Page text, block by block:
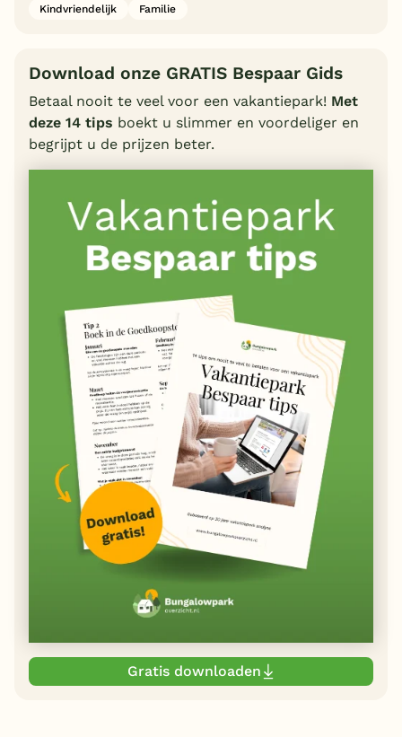
Kindvriendelijk Familie
Download onze GRATIS Bespaar Gids
Betaal nooit te veel voor een vakantiepark! Met
deze 14 tips boekt u slimmer en voordeliger en
begrijpt u de prijzen beter.
Gratis downloaden